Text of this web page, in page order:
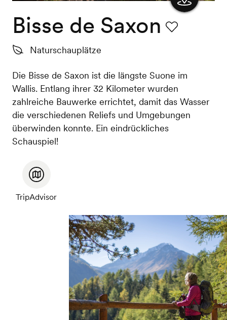
Karte
Bisse de Saxon
Naturschauplätze
Die Bisse de Saxon ist die längste Suone im
Wallis. Entlang ihrer 32 Kilometer wurden
zahlreiche Bauwerke errichtet, damit das Wasser
die verschiedenen Reliefs und Umgebungen
überwinden konnte. Ein eindrückliches
Schauspiel!
TripAdvisor